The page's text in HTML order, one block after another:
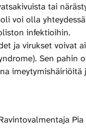
tai
voi olla
infektioihin.
ja virukset voivat
Sen pahin